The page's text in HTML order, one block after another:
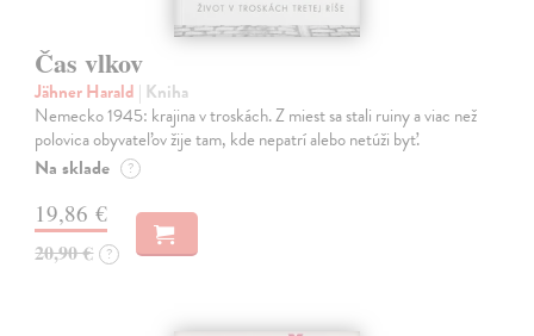
Čas vlkov
Jähner Harald | Kniha
Nemecko 1945: krajina v troskách. Z miest sa stali ruiny a viac než
polovica obyvateľov žije tam, kde nepatrí alebo netúži byť.
Na sklade ?
19,86 €
20,90 € ?